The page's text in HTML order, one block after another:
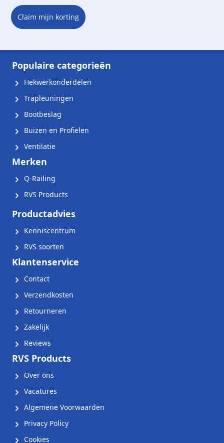
Claim mijn korting
Populaire categorieën
Hekwerkonderdelen
Trapleuningen
Bootbeslag
Buizen en Profielen
Ventilatie
Merken
Q-Railing
RVS Products
Productadvies
Kenniscentrum
RVS soorten
Klantenservice
Contact
Verzendkosten
Retourneren
Zakelijk
Reviews
RVS Products
Over ons
Vacatures
Algemene Voorwaarden
Privacy Policy
Cookies